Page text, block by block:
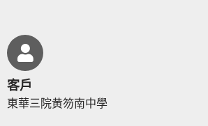
客戶
東華三院黄笏南中學